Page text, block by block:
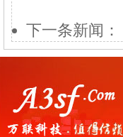
下一条新闻：